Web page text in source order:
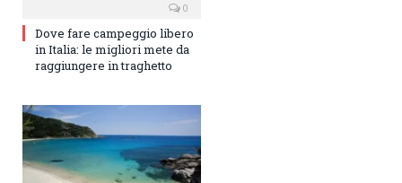
0
Dove fare campeggio libero
in Italia: le migliori mete da
raggiungere in traghetto